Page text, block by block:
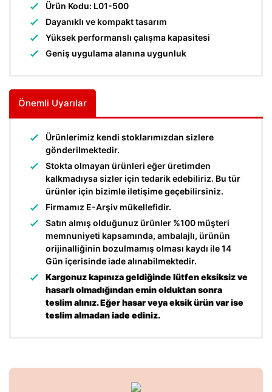
Ürün Kodu: L01-500
Dayanıklı ve kompakt tasarım
Yüksek performanslı çalışma kapasitesi
Geniş uygulama alanına uygunluk
Önemli Uyarılar
Ürünlerimiz kendi stoklarımızdan sizlere
gönderilmektedir.
Stokta olmayan ürünleri eğer üretimden
kalkmadıysa sizler için tedarik edebiliriz. Bu tür
ürünler için bizimle iletişime geçebilirsiniz.
Firmamız E-Arşiv mükellefidir.
Satın almış olduğunuz ürünler %100 müşteri
memnuniyeti kapsamında, ambalajlı, ürünün
orijinalliğinin bozulmamış olması kaydı ile 14
Gün içerisinde iade alınabilmektedir.
Kargonuz kapınıza geldiğinde lütfen eksiksiz ve
hasarlı olmadığından emin olduktan sonra
teslim alınız. Eğer hasar veya eksik ürün var ise
teslim almadan iade ediniz.
Bu ürüne ilk yorumu siz yapın!
kullanarak tarafımıza iletebilirsiniz.